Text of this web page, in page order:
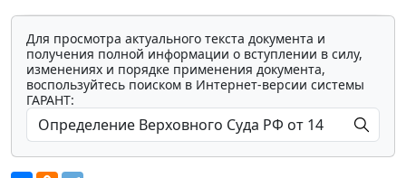
Для просмотра актуального текста документа и
получения полной информации о вступлении в силу,
изменениях и порядке применения документа,
воспользуйтесь поиском в Интернет-версии системы
ГАРАНТ: